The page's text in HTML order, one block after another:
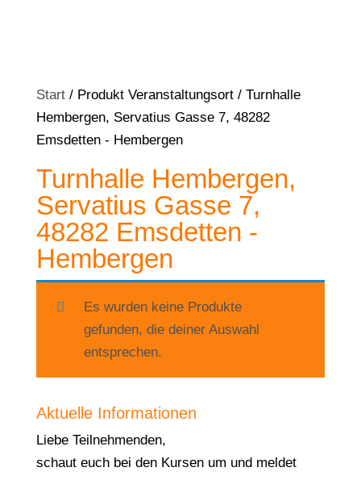
Start/ Produkt Veranstaltungsort / Turnhalle
Hembergen, Servatius Gasse 7, 48282
Emsdetten - Hembergen
Turnhalle Hembergen,
Servatius Gasse 7,
48282 Emsdetten -
Hembergen
Es wurden keine Produkte
gefunden, die deiner Auswahl
entsprechen.
Aktuelle Informationen
Liebe Teilnehmenden,
schaut euch bei den Kursen um und meldet